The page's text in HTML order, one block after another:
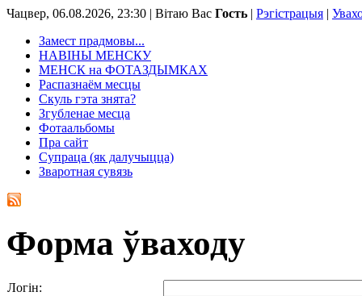
Чацвер, 06.08.2026, 23:30 | Вітаю Вас Гость | Рэгістрацыя |
Замест прадмовы...
НАВІНЫ МЕНСКУ
МЕНСК на ФОТАЗДЫМКАХ
Распазнаём месцы
Скуль гэта знята?
Згубленае месца
Фотаальбомы
Пра сайт
Супраца (як далучыцца)
Зваротная сувязь
Форма ўваходу
Логін: